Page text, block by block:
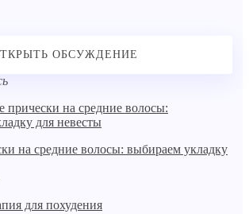
на средние волосы: выбираем укладку